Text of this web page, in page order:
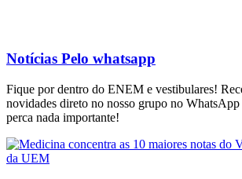
Notícias Pelo whatsapp
Fique por dentro do ENEM e vestibulares!
novidades direto no nosso grupo no
perca nada importante!